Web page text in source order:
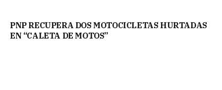
PNP RECUPERA DOS MOTOCICLETAS HURTADAS
EN “CALETA DE MOTOS”